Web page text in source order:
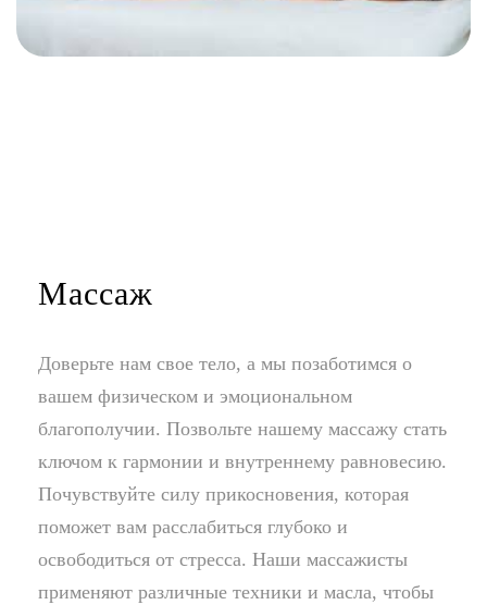
Массаж
Доверьте нам свое тело, а мы позаботимся о
вашем физическом и эмоциональном
благополучии. Позвольте нашему массажу стать
ключом к гармонии и внутреннему равновесию.
Почувствуйте силу прикосновения, которая
поможет вам расслабиться глубоко и
освободиться от стресса. Наши массажисты
применяют различные техники и масла, чтобы